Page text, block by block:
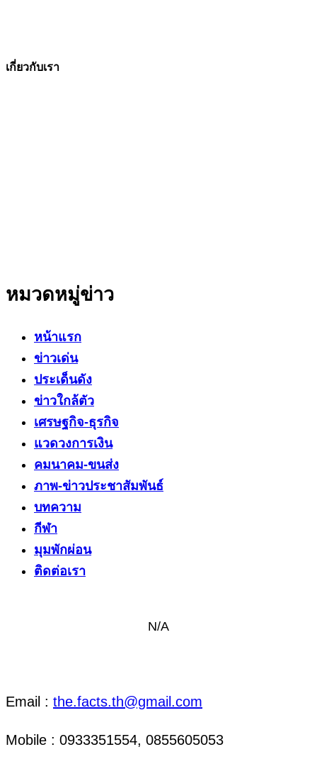
เกี่ยวกับเรา
หมวดหมู่ข่าว
หน้าแรก
ข่าวเด่น
ประเด็นดัง
ข่าวใกล้ตัว
เศรษฐกิจ-ธุรกิจ
แวดวงการเงิน
คมนาคม-ขนส่ง
ภาพ-ข่าวประชาสัมพันธ์
บทความ
กีฬา
มุมพักผ่อน
ติดต่อเรา
N/A
Email : the.facts.th@gmail.com
Mobile : 0933351554, 0855605053